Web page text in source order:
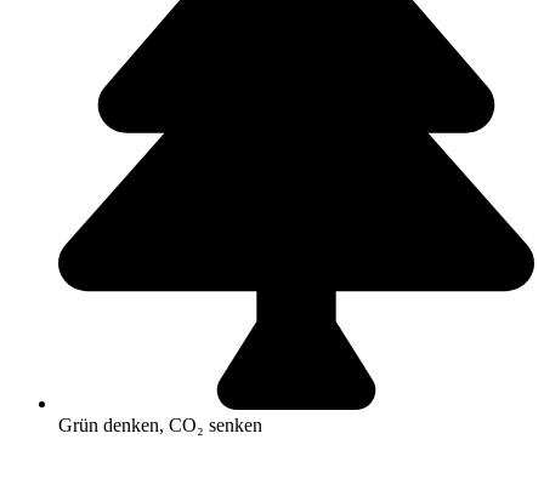
Grün denken, CO₂ senken